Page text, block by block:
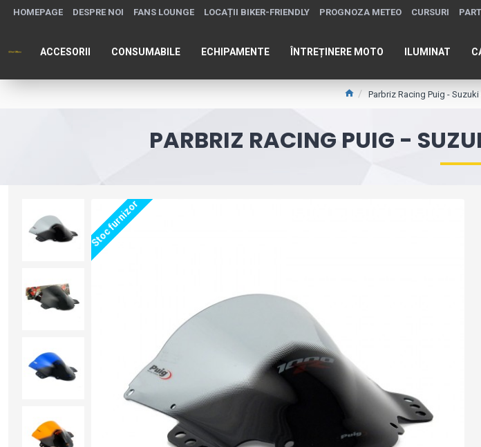
HOMEPAGE DESPRE NOI FANS LOUNGE LOCAȚII BIKER-FRIENDLY PROGNOZA METEO CURSURI
ACCESORII CONSUMABILE ECHIPAMENTE ÎNTREȚINERE MOTO ILUMINAT
Parbriz Racing Puig -
PARBRIZ RACING PUIG -
Stoc furnizor